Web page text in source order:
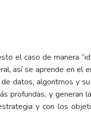
el caso de manera
así se aprende en el
datos, algoritmos y
profundas, y generan
y con los